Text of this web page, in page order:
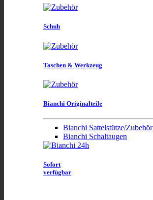
Schuh
Taschen & Werkzeug
Bianchi Originalteile
Bianchi Sattelstütze/Zubehör
Bianchi Schaltaugen
Sofort
verfügbar